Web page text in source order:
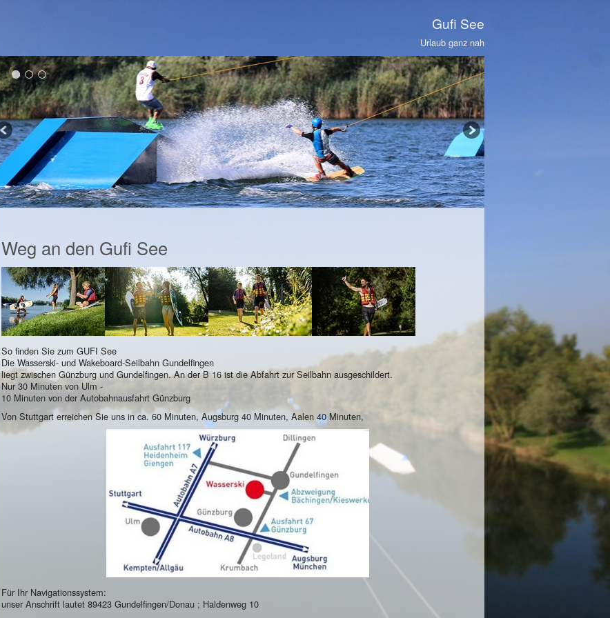
Gufi See
Urlaub ganz nah
Weg an den Gufi See
So finden Sie zum GUFI See
Die Wasserski- und Wakeboard-Seilbahn Gundelfingen
liegt zwischen Günzburg und Gundelfingen. An der B 16 ist die Abfahrt zur Seilbahn ausgeschildert.
Nur 30 Minuten von Ulm -
10 Minuten von der Autobahnausfahrt Günzburg
Von Stuttgart erreichen Sie uns in ca. 60 Minuten, Augsburg 40 Minuten, Aalen 40 Minuten,
Für Ihr Navigationssystem:
unser Anschrift lautet 89423 Gundelfingen/Donau ; Haldenweg 10